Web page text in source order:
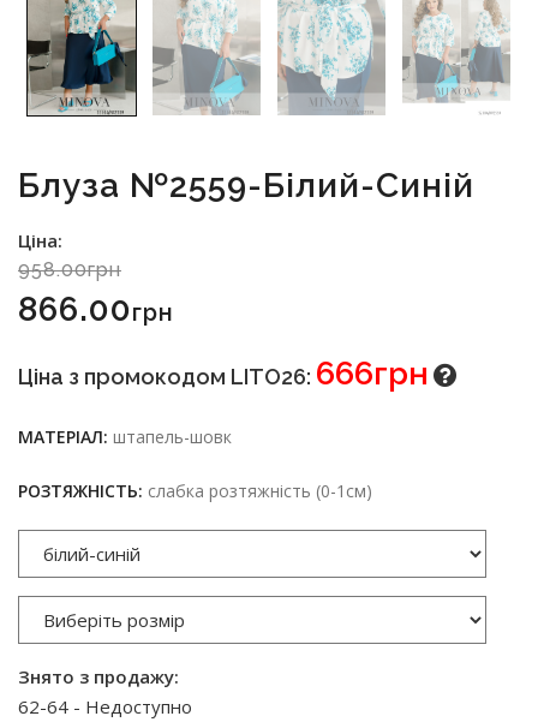
Блуза №2559-Білий-Синій
Ціна:
958.00грн
866.00Грн
Ціна з промокодом LITO26: 666грн
МАТЕРІАЛ: штапель-шовк
РОЗТЯЖНІСТЬ: слабка розтяжність (0-1см)
Знято з продажу:
62-64 - Недоступно